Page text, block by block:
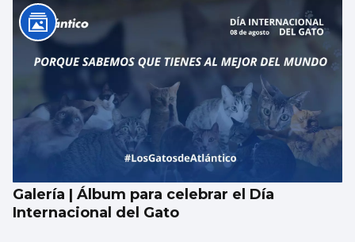
Galería | Álbum para celebrar el Día
Internacional del Gato